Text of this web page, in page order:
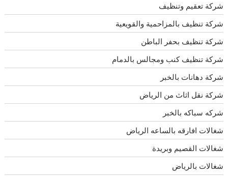
شركة تعقيم وتنظيف
شركة تنظيف بالمزاحمية والقويعية
شركة تنظيف بحفر الباطن
شركة تنظيف كنب ومجالس بالدمام
شركة دهانات بالخبر
شركة نقل اثاث من الرياض
شركه سباكه بالخبر
شغالات افارقه بالساعه الرياض
شغالات القصيم وبريدة
شغالات بالرياض